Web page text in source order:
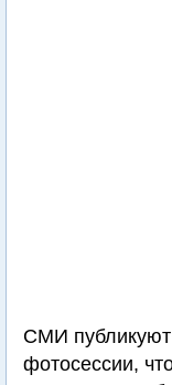
СМИ публикуют
фотосессии,